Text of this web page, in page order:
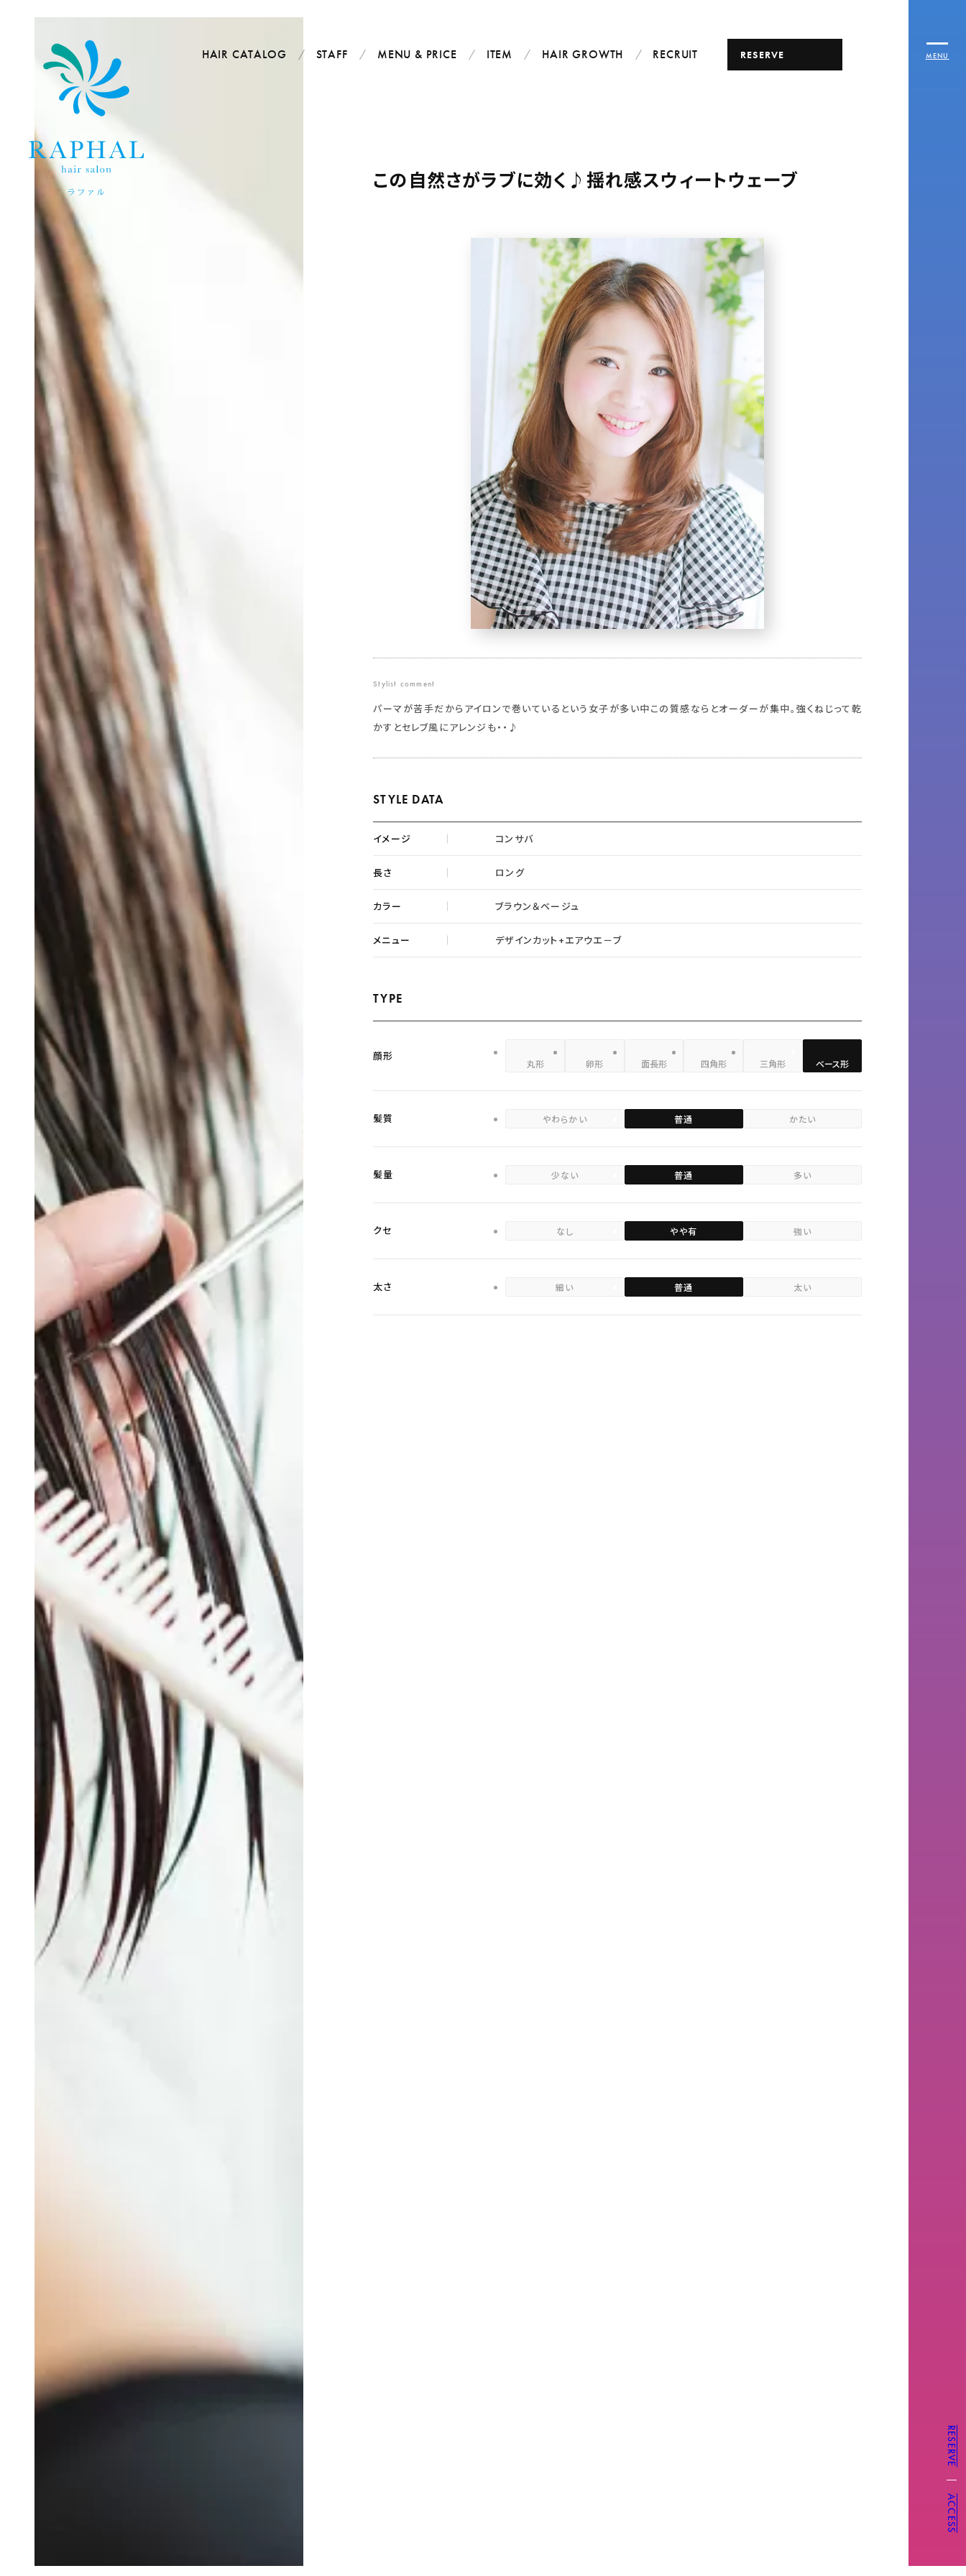
MENU
RESERVE
ACCESS
HAIR CATALOG STAFF MENU & PRICE ITEM HAIR GROWTH RECRUIT RESERVE
この自然さがラブに効く♪揺れ感スウィートウェーブ
Stylist comment
パーマが苦手だからアイロンで巻いているという女子が多い中この質感ならとオーダーが集中。強くねじって乾
かすとセレブ風にアレンジも・・♪
STYLE DATA
イメージ コンサバ
長さ ロング
カラー ブラウン＆ベージュ
メニュー デザインカット+エアウエ－ブ
TYPE
顔形
丸形 卵形 面長形 四角形 三角形 ベース形
髪質 やわらかい 普通 かたい
髪量 少ない 普通 多い
クセ なし やや有 強い
太さ 細い 普通 太い